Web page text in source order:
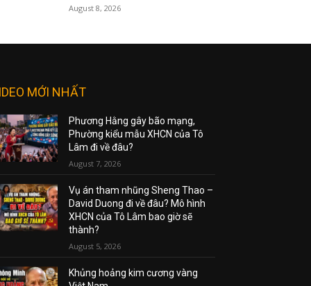
August 8, 2026
MỚI NHẤT
Phương Hằng gây bão mạng,
Phường kiểu mẫu XHCN của Tô
Lâm đi về đâu?
August 7, 2026
Vụ án tham nhũng Sheng Thao –
David Duong đi về đâu? Mô hình
XHCN của Tô Lâm bao giờ sẽ
thành?
August 5, 2026
Khủng hoảng kim cương vàng